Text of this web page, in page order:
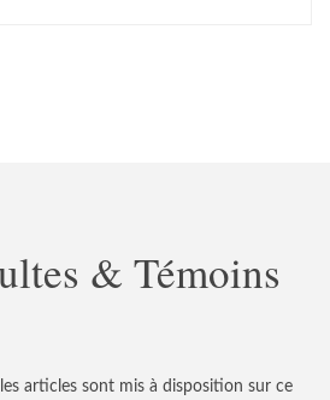
& Témoins
articles sont mis à disposition sur ce